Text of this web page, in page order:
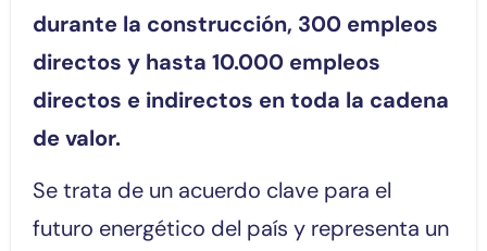
durante la construcción, 300 empleos
directos y hasta 10.000 empleos
directos e indirectos en toda la cadena
de valor.
Se trata de un acuerdo clave para el
futuro energético del país y representa un